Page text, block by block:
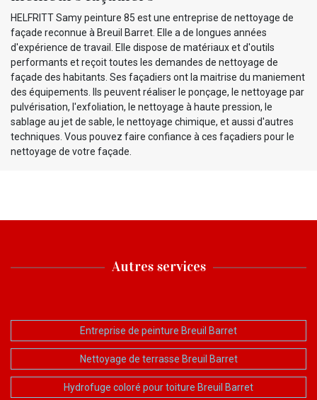
HELFRITT Samy peinture 85 est une entreprise de nettoyage de
façade reconnue à Breuil Barret. Elle a de longues années
d'expérience de travail. Elle dispose de matériaux et d'outils
performants et reçoit toutes les demandes de nettoyage de
façade des habitants. Ses façadiers ont la maitrise du maniement
des équipements. Ils peuvent réaliser le ponçage, le nettoyage par
pulvérisation, l'exfoliation, le nettoyage à haute pression, le
sablage au jet de sable, le nettoyage chimique, et aussi d'autres
techniques. Vous pouvez faire confiance à ces façadiers pour le
nettoyage de votre façade.
Autres services
Entreprise de peinture Breuil Barret
Nettoyage de terrasse Breuil Barret
Hydrofuge coloré pour toiture Breuil Barret